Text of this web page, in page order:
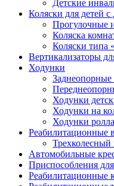
Детские
Коляски для детей
Прогулочные
Коляска
Коляски типа
Вертикализаторы
Ходунки
Заднеопорные
Ходунки
Ходунки на
Ходунки
Реабилитационные
Автомобильные
Приспособления
Реабилитационные